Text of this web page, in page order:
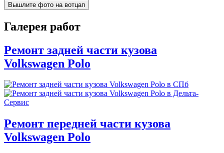
Вышлите фото на вотцап
Галерея работ
Ремонт задней части кузова
Volkswagen Polo
Ремонт передней части кузова
Volkswagen Polo